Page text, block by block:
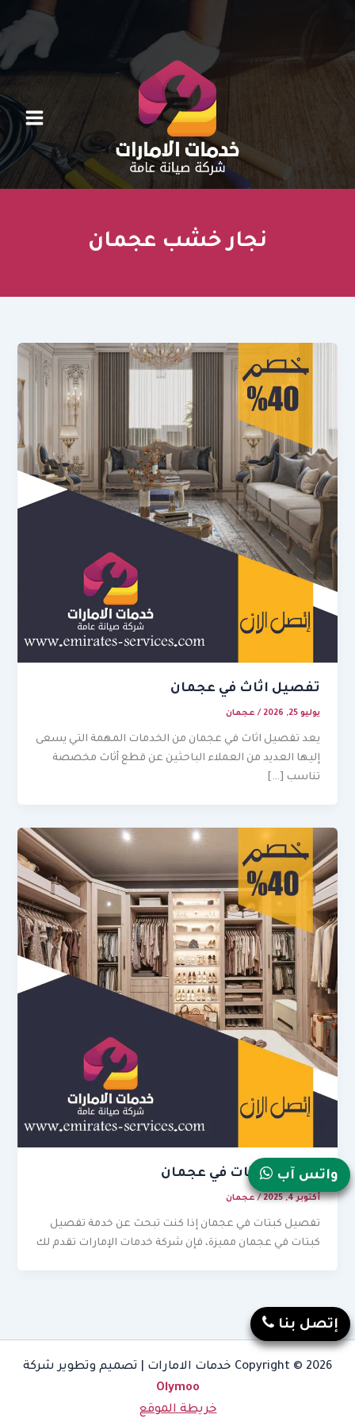
نجار خشب عجمان
تفصيل اثاث في عجمان
يوليو 25, 2026 / عجمان
يعد تفصيل اثاث في عجمان من الخدمات المهمة التي يسعى
إليها العديد من العملاء الباحثين عن قطع أثاث مخصصة
تناسب […]
تفصيل كبتات في عجمان
أكتوبر 4, 2025 /عجمان
تفصيل كبتات في عجمان إذا كنت تبحث عن خدمة تفصيل
كبتات في عجمان مميزة، فإن شركة خدمات الإمارات تقدم لك
Copyright © 2026 خدمات الامارات | تصميم وتطوير شركة
Olymoo
خريطة الموقع
واتس آب
إتصل بنا